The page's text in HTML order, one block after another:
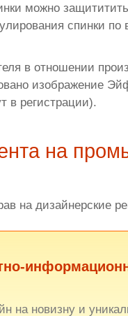
можно
спинки
в отношении
изображение
в регистрации).
на
на дизайнерские
на новизну и